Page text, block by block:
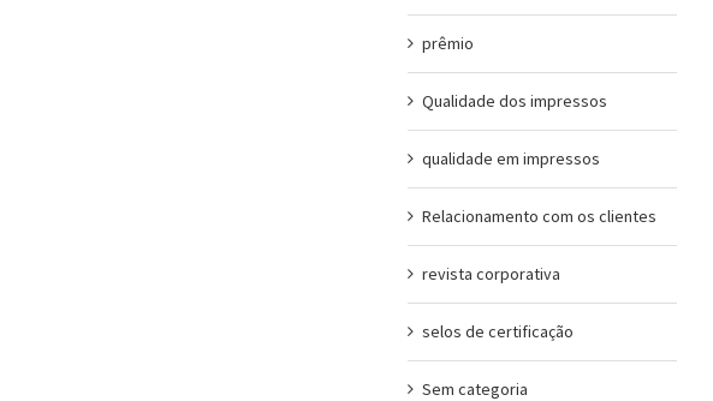
prêmio
Qualidade dos impressos
qualidade em impressos
Relacionamento com os clientes
revista corporativa
selos de certificação
Sem categoria